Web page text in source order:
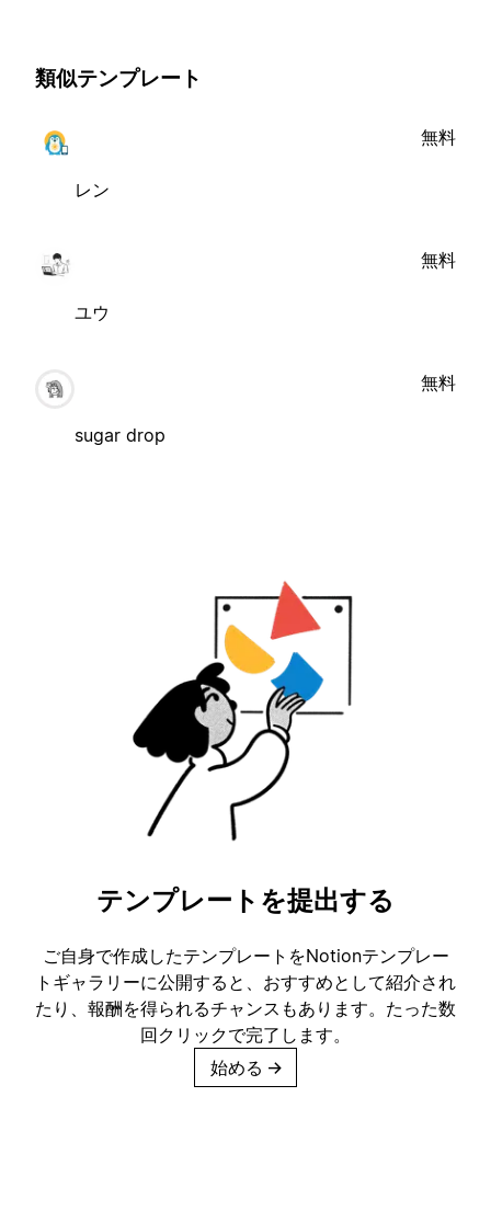
類似テンプレート
レン
無料
ユウ
無料
sugar drop
無料
テンプレートを提出する
ご自身で作成したテンプレートをNotionテンプレー
トギャラリーに公開すると、おすすめとして紹介され
たり、報酬を得られるチャンスもあります。たった数
回クリックで完了します。
始める →